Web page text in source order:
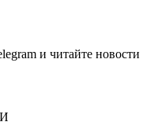
и читайте новости